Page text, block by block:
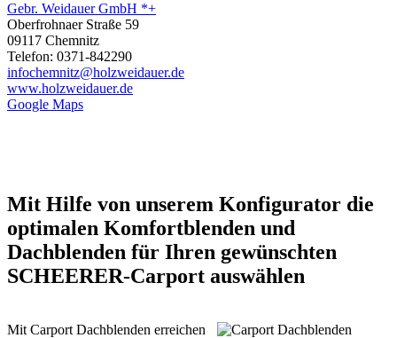
Gebr. Weidauer GmbH *+
Oberfrohnaer Straße 59
09117 Chemnitz
Telefon: 0371-842290
infochemnitz@holzweidauer.de
www.holzweidauer.de
Google Maps
Mit Hilfe von unserem Konfigurator die
optimalen Komfortblenden und
Dachblenden für Ihren gewünschten
SCHEERER-Carport auswählen
Mit Carport Dachblenden erreichen